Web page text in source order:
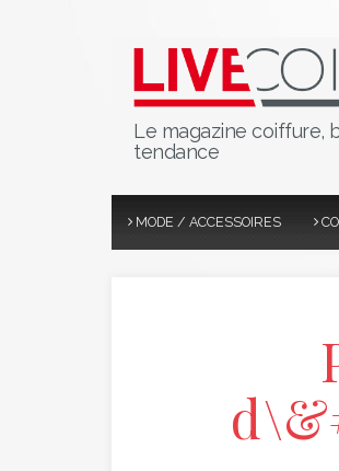
Le magazine coiffure,
tendance
MODE / ACCESSOIRES